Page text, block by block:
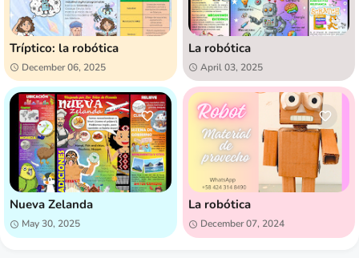
Tríptico: la robótica
December 06, 2025
La robótica
April 03, 2025
Nueva Zelanda
May 30, 2025
La robótica
December 07, 2024